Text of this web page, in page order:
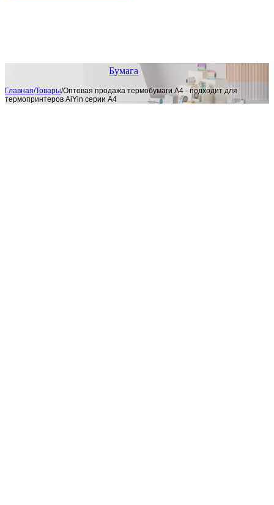
Бумага
Главная/Товары/Оптовая продажа термобумаги A4 - подходит для
термопринтеров AiYin серии A4